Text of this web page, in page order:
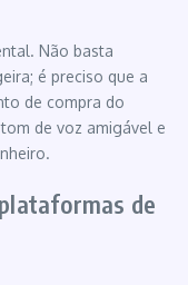
Não basta
é preciso que a
de compra do
de voz amigável e
de